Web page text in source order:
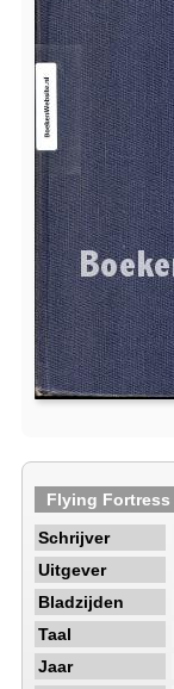
Flying Fortress
Schrijver
Uitgever
Bladzijden
Taal
Jaar